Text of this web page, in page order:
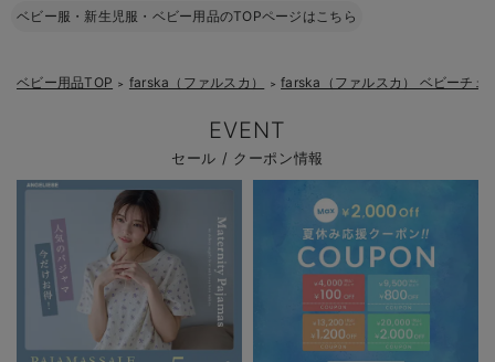
ベビー服・新生児服・ベビー用品のTOPページはこちら
ベビー用品TOP ＞ farska（ファルスカ） ＞ farska（ファルスカ） ベビーチェ
EVENT
セール / クーポン情報